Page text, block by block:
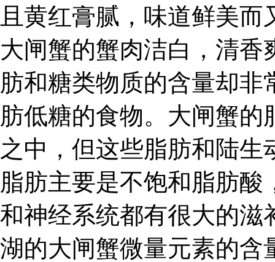
且黄红膏腻，味道鲜美
大闸蟹的蟹肉洁白，清
肪和糖类物质的含量却
肪低糖的食物。大闸蟹
之中，但这些脂肪和陆
脂肪主要是不饱和脂肪
和神经系统都有很大的滋
湖的大闸蟹微量元素的含